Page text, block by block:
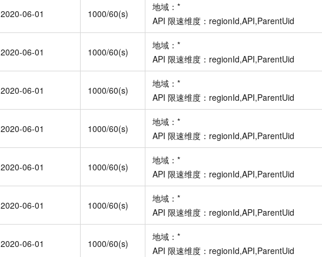
2020-06-01 1000/60(s)
地域： *
API 限速维度： regionId,API,ParentUid
2020-06-01 1000/60(s)
地域： *
API 限速维度： regionId,API,ParentUid
2020-06-01 1000/60(s)
地域： *
API 限速维度： regionId,API,ParentUid
2020-06-01 1000/60(s)
地域： *
API 限速维度： regionId,API,ParentUid
2020-06-01 1000/60(s)
地域： *
API 限速维度： regionId,API,ParentUid
2020-06-01 1000/60(s)
地域： *
API 限速维度： regionId,API,ParentUid
2020-06-01 1000/60(s)
地域： *
API 限速维度： regionId,API,ParentUid